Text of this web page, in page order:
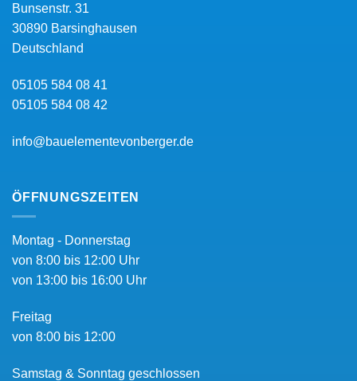
Bunsenstr. 31
30890 Barsinghausen
Deutschland
05105 584 08 41
05105 584 08 42
info@bauelementevonberger.de
ÖFFNUNGSZEITEN
Montag - Donnerstag
von 8:00 bis 12:00 Uhr
von 13:00 bis 16:00 Uhr
Freitag
von 8:00 bis 12:00
Samstag & Sonntag geschlossen